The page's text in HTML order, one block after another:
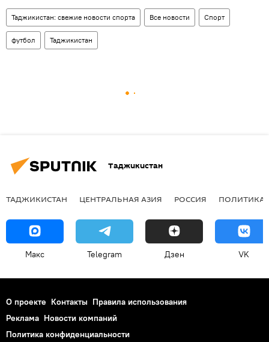
Таджикистан: свежие новости спорта Все новости Спорт
футбол Таджикистан
Таджикистан
ТАДЖИКИСТАН ЦЕНТРАЛЬНАЯ АЗИЯ РОССИЯ ПОЛИТИКА
Макс Telegram Дзен VK
О проекте Контакты Правила использования
Реклама Новости компаний
Политика конфиденциальности